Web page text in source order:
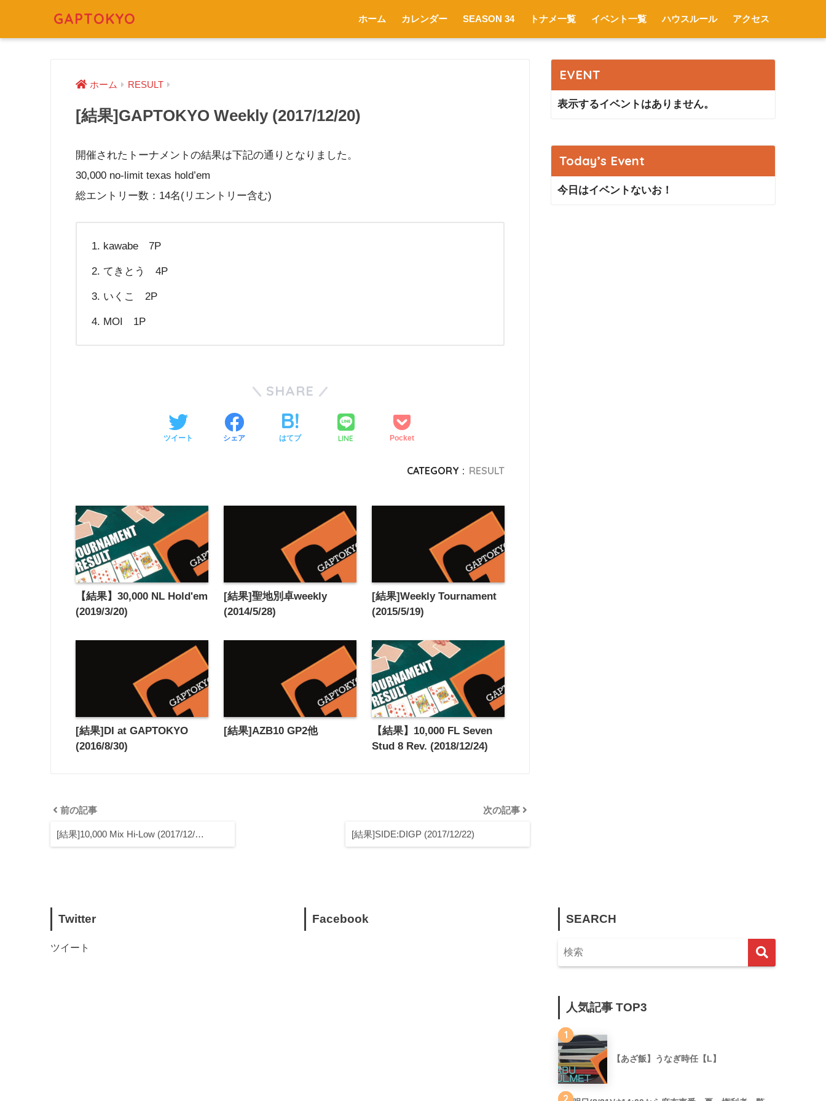
GAPTOKYO ホーム カレンダー SEASON 34 トナメ一覧 イベント一覧 ハウスルール アクセス
ホーム RESULT
[結果]GAPTOKYO Weekly (2017/12/20)
開催されたトーナメントの結果は下記の通りとなりました。
30,000 no-limit texas hold’em
総エントリー数：14名(リエントリー含む)
kawabe 7P
てきとう 4P
いくこ 2P
MOI 1P
SHARE
ツイート シェア はてブ LINE Pocket
CATEGORY : RESULT
【結果】30,000 NL Hold'em
(2019/3/20)
[結果]聖地別卓weekly
(2014/5/28)
[結果]Weekly Tournament
(2015/5/19)
[結果]DI at GAPTOKYO
(2016/8/30)
[結果]AZB10 GP2他
【結果】10,000 FL Seven
Stud 8 Rev. (2018/12/24)
前の記事
[結果]10,000 Mix Hi-Low (2017/12/…
次の記事
[結果]SIDE:DIGP (2017/12/22)
EVENT
表示するイベントはありません。
Today’s Event
今日はイベントないお！
Twitter
ツイート
Facebook SEARCH
人気記事 TOP3
1
【あざ飯】うなぎ時任【L】